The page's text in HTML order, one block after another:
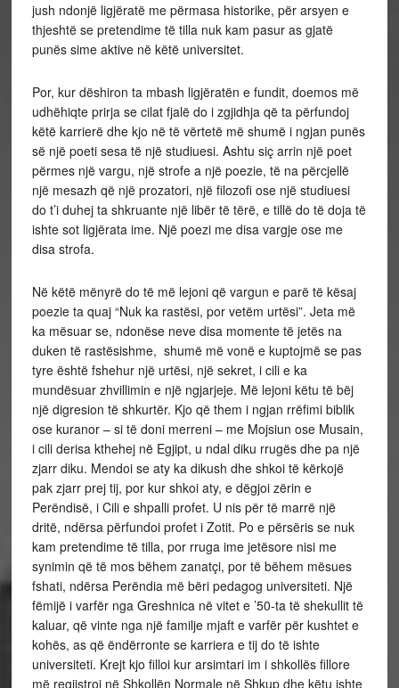
jush ndonjë ligjëratë me përmasa historike, për arsyen e
thjeshtë se pretendime të tilla nuk kam pasur as gjatë
punës sime aktive në këtë universitet.
Por, kur dëshiron ta mbash ligjëratën e fundit, doemos më
udhëhiqte prirja se cilat fjalë do i zgjidhja që ta përfundoj
këtë karrierë dhe kjo në të vërtetë më shumë i ngjan punës
së një poeti sesa të një studiuesi. Ashtu siç arrin një poet
përmes një vargu, një strofe a një poezie, të na përcjellë
një mesazh që një prozatori, një filozofi ose një studiuesi
do t’i duhej ta shkruante një libër të tërë, e tillë do të doja të
ishte sot ligjërata ime. Një poezi me disa vargje ose me
disa strofa.
Në këtë mënyrë do të më lejoni që vargun e parë të kësaj
poezie ta quaj “Nuk ka rastësi, por vetëm urtësi”. Jeta më
ka mësuar se, ndonëse neve disa momente të jetës na
duken të rastësishme, shumë më vonë e kuptojmë se pas
tyre është fshehur një urtësi, një sekret, i cili e ka
mundësuar zhvillimin e një ngjarjeje. Më lejoni këtu të bëj
një digresion të shkurtër. Kjo që them i ngjan rrëfimi biblik
ose kuranor – si të doni merreni – me Mojsiun ose Musain,
i cili derisa kthehej në Egjipt, u ndal diku rrugës dhe pa një
zjarr diku. Mendoi se aty ka dikush dhe shkoi të kërkojë
pak zjarr prej tij, por kur shkoi aty, e dëgjoi zërin e
Perëndisë, i Cili e shpalli profet. U nis për të marrë një
dritë, ndërsa përfundoi profet i Zotit. Po e përsëris se nuk
kam pretendime të tilla, por rruga ime jetësore nisi me
synimin që të mos bëhem zanatçi, por të bëhem mësues
fshati, ndërsa Perëndia më bëri pedagog universiteti. Një
fëmijë i varfër nga Greshnica në vitet e ’50-ta të shekullit të
kaluar, që vinte nga një familje mjaft e varfër për kushtet e
kohës, as që ëndërronte se karriera e tij do të ishte
universiteti. Krejt kjo filloi kur arsimtari im i shkollës fillore
më regjistroi në Shkollën Normale në Shkup dhe këtu ishte